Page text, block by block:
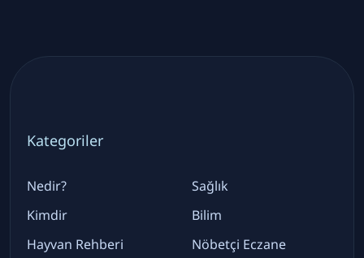
Kategoriler
Nedir?
Kimdir
Hayvan Rehberi
Sağlık
Bilim
Nöbetçi Eczane